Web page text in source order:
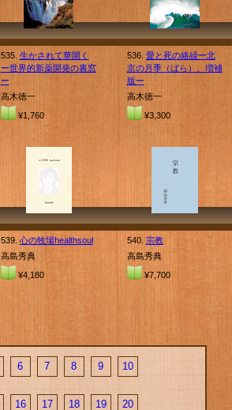
535. 生かされて華開く
ー世界的新薬開発の裏窓
ー
高木徳一
¥1,760
536. 愛と死の絡繰ー北
京の月季（ばら）、増補
版ー
高木徳一
¥3,300
539. 心の牧場healthsoul
高島秀典
¥4,180
540. 宗教
高島秀典
¥7,700
6 7 8 9 10
16 17 18 19 20